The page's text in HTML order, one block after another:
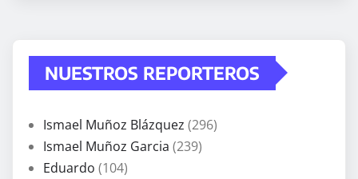
NUESTROS REPORTEROS
Ismael Muñoz Blázquez (296)
Ismael Muñoz Garcia (239)
Eduardo (104)